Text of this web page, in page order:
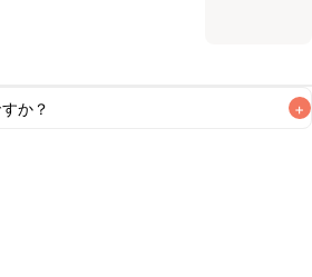
か？ +
が目安です。なるべくお早めにお召